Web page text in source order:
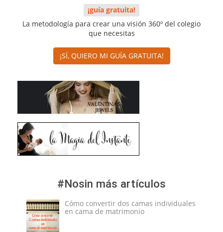
¡guía gratuita!
La metodología para crear una visión 360º del colegio
que necesitas
¡SÍ, QUIERO MI GUÍA GRATUITA!
#Nosin más artículos
Cómo convertir dos camas individuales
en cama de matrimonio